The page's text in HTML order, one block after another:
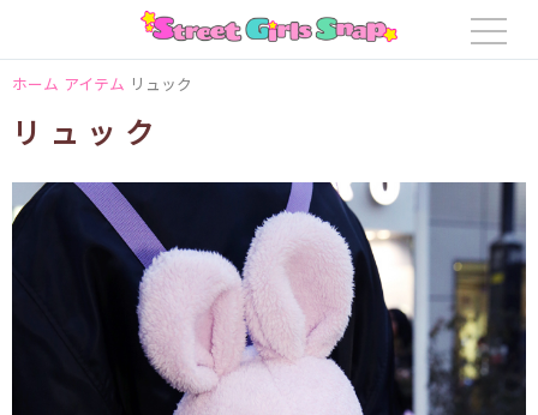
ホーム アイテム リュック
リュック